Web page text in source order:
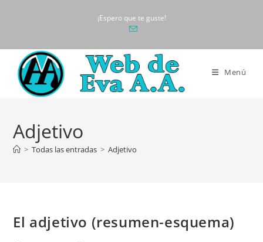
¡Espero que te guste!
Menú
Adjetivo
> Todas las entradas > Adjetivo
El adjetivo (resumen-esquema)